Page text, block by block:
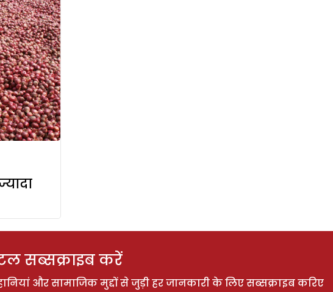
सब्सक्राइब करें
और सामाजिक मुद्दों से जुड़ी हर जानकारी के लिए सब्सक्राइब करिए